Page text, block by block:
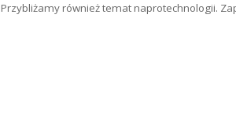
Przybliżamy również temat naprotechnologii.